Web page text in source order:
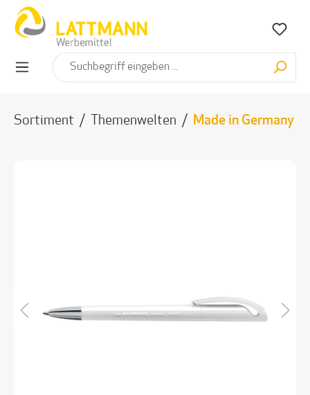
springen
Sortiment / Themenwelten / Made in Germany